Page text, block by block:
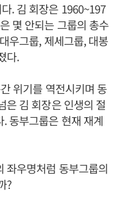
. 김 회장은 1960~197
몇 안되는 그룹의 총수
우그룹, 제세그룹, 대봉
다.
위기를 역전시키며 동
은 김 회장은 인생의 절
동부그룹은 현재 재계
좌우명처럼 동부그룹의
?